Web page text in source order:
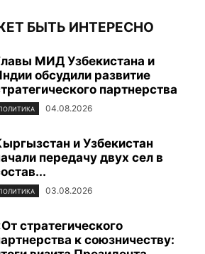
БЫТЬ ИНТЕРЕСНО
МИД Узбекистана и
обсудили развитие
партнерства
04.08.2026
и Узбекистан
передачу двух сел в
03.08.2026
стратегического
к союзничеству: